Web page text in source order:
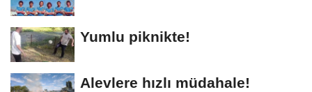
Yumlu piknikte!
Alevlere hızlı müdahale!